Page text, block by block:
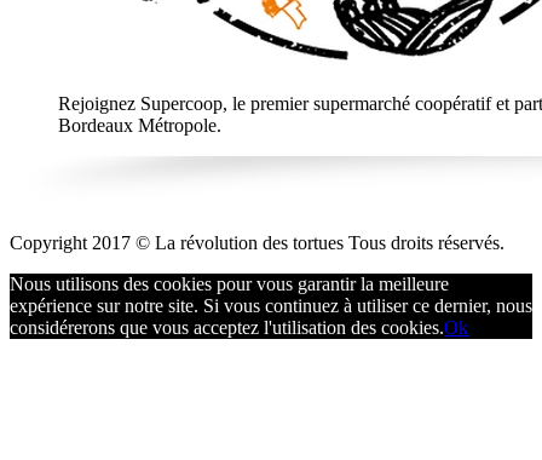
Rejoignez Supercoop, le premier supermarché coopératif et
Bordeaux Métropole.
Copyright 2017 © La révolution des tortues Tous droits réservés.
Nous utilisons des cookies pour vous garantir la meilleure
expérience sur notre site. Si vous continuez à utiliser ce dernier, nous
considérerons que vous acceptez l'utilisation des cookies.Ok